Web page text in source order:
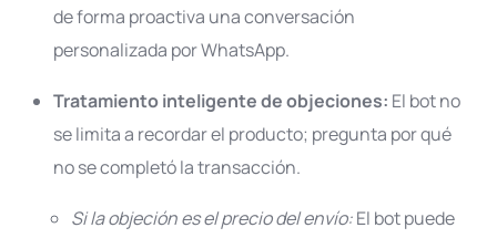
de forma proactiva una conversación
personalizada por WhatsApp.
Tratamiento inteligente de objeciones: El bot no
se limita a recordar el producto; pregunta por qué
no se completó la transacción.
Si la objeción es el precio del envío:El bot puede